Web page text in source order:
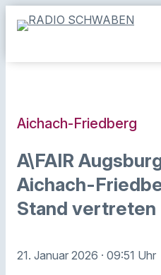
Aichach-Friedberg
A\FAIR
Aichach-
Stand vertreten
21. Januar 2026 · 09:51 Uhr